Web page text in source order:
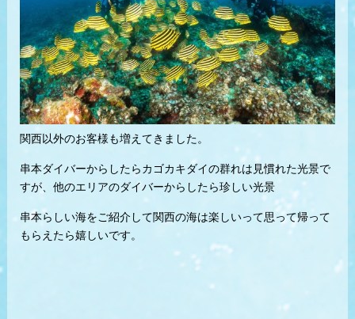
関西以外のお客様も増えてきました。
串本ダイバーからしたらカゴカキダイの群れは見慣れた光景で
すが、他のエリアのダイバーからしたら珍しい光景
串本らしい海をご紹介して関西の海は楽しいって思って帰って
もらえたら嬉しいです。